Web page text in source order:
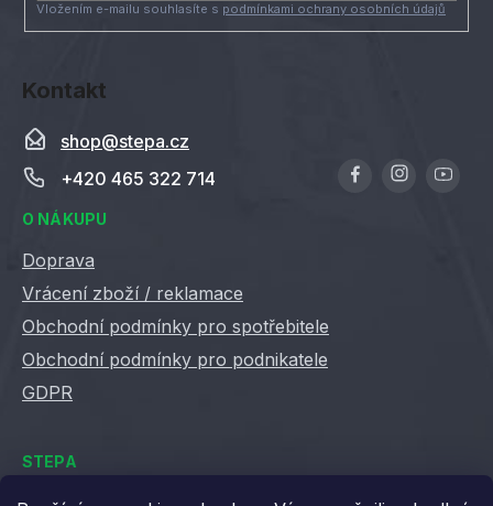
Kontakt
shop@stepa.cz
+420 465 322 714
O NÁKUPU
Doprava
Vrácení zboží / reklamace
Obchodní podmínky pro spotřebitele
Obchodní podmínky pro podnikatele
GDPR
STEPA
Vložením e-mailu souhlasíte s podmínkami ochrany osobních údajů